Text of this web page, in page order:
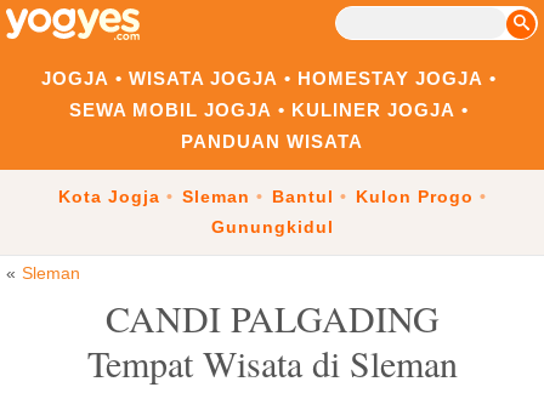
JOGJA WISATA JOGJA
HOMESTAY JOGJA
SEWA MOBIL JOGJA
KULINER JOGJA
PANDUAN WISATA
Kota Jogja Sleman Bantul
Kulon Progo
Gunungkidul
Sleman
CANDI PALGADING
Tempat Wisata di Sleman